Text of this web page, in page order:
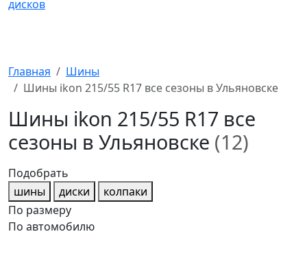
Главная
Шины
Шины ikon 215/55 R17 все сезоны в Ульяновске
Шины ikon 215/55 R17 все
сезоны в Ульяновске (12)
Подобрать
шины
диски
колпаки
По размеру
По автомобилю